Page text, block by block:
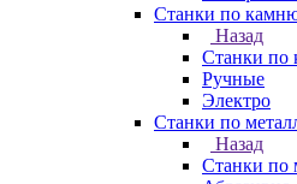
Станки по
Назад
Станки по
Ручные
Электро
Станки по
Назад
Станки по